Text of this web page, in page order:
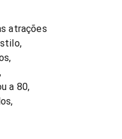
atrações
a 80,